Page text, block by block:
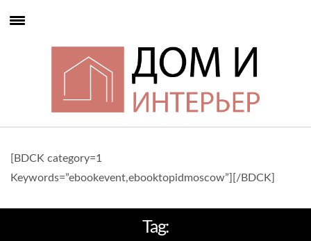
[BDCK category=1
Keywords=”ebookevent,ebooktopidmoscow”][/BDCK]
Tag: